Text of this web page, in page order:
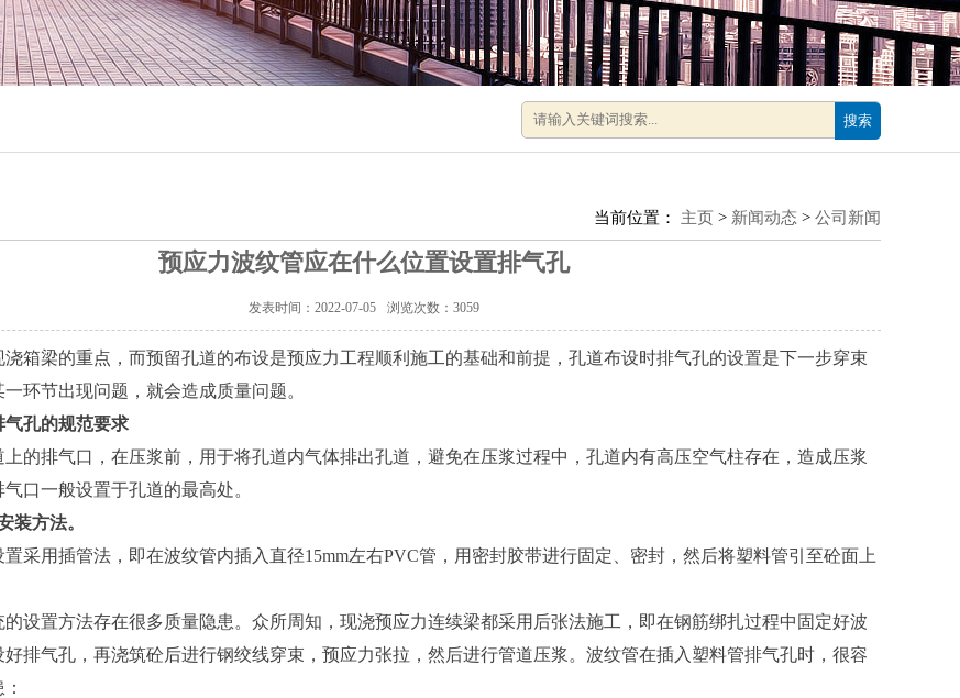
搜索
当前位置： 主页 > 新闻动态 > 公司新闻
预应力波纹管应在什么位置设置排气孔
发表时间：2022-07-05 浏览次数： 3059
梁的重点，而预留孔道的布设是预应力工程顺利施工的基础和前提，孔道布设时排气孔的设置是下一步穿束
环节出现问题，就会造成质量问题。
孔的规范要求
排气口，在压浆前，用于将孔道内气体排出孔道，避免在压浆过程中，孔道内有高压空气柱存在，造成压浆
口一般设置于孔道的最高处。
装方法。
用插管法，即在波纹管内插入直径15mm左右PVC管，用密封胶带进行固定、密封，然后将塑料管引至砼面上
置方法存在很多质量隐患。众所周知，现浇预应力连续梁都采用后张法施工，即在钢筋绑扎过程中固定好波
排气孔，再浇筑砼后进行钢绞线穿束，预应力张拉，然后进行管道压浆。波纹管在插入塑料管排气孔时，很容